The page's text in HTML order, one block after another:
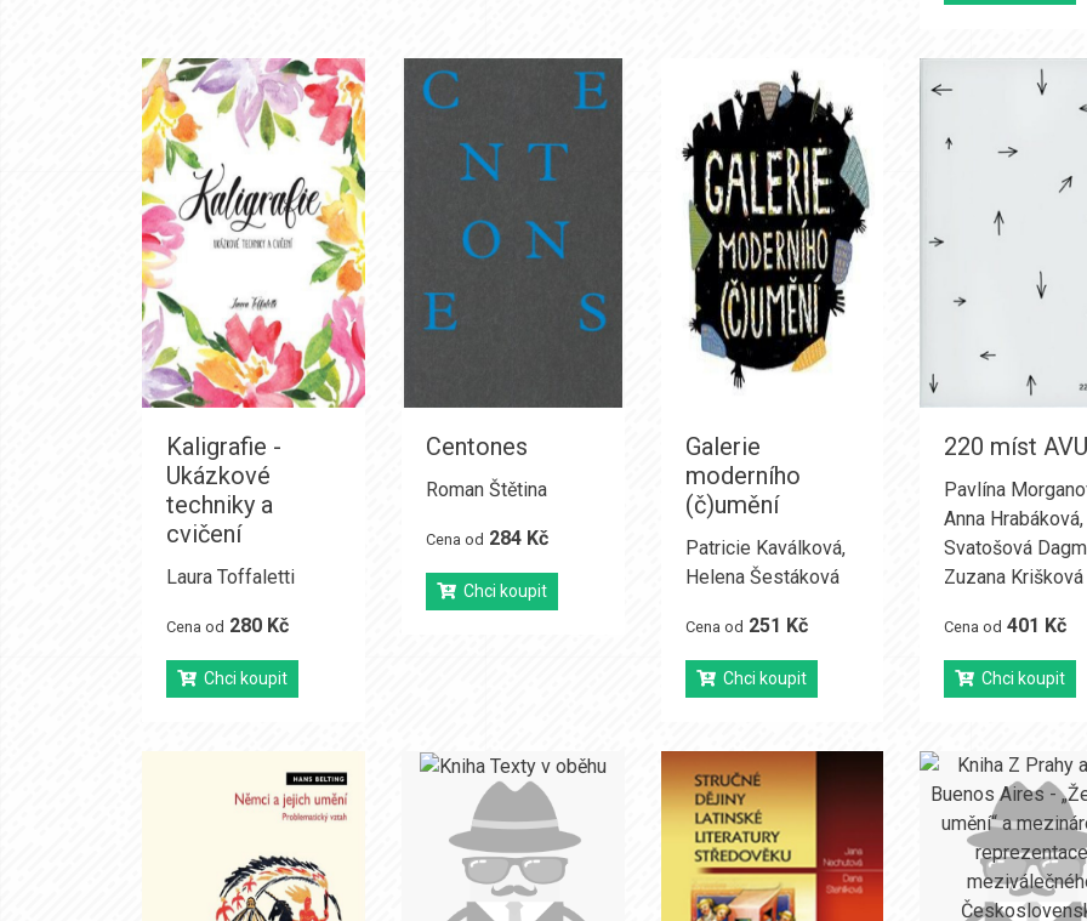
Kaligrafie -
Ukázkové
techniky a
cvičení
Laura Toffaletti
Cena od 280 Kč
Chci koupit
Centones
Roman Štětina
Cena od 284 Kč
Chci koupit
Galerie
moderního
(č)umění
Patricie Kaválková,
Helena Šestáková
Cena od 251 Kč
Chci koupit
220 míst
Pavlína
Anna Hrabáková,
Svatošová
Zuzana Krišková
Cena od 401 Kč
Chci koupit